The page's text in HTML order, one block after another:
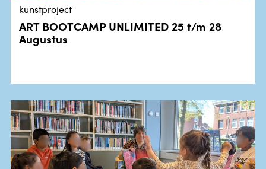
kunstproject
ART BOOTCAMP UNLIMITED 25 t/m 28
Augustus